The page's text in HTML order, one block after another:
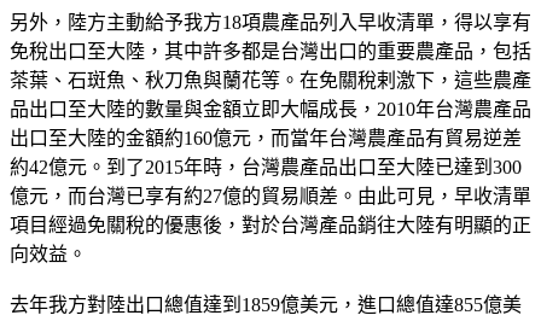
另外，陸方主動給予我方18項農產品列入早收清單，得以享有
免稅出口至大陸，其中許多都是台灣出口的重要農產品，包括
茶葉、石斑魚、秋刀魚與蘭花等。在免關稅剌激下，這些農產
品出口至大陸的數量與金額立即大幅成長，2010年台灣農產品
出口至大陸的金額約160億元，而當年台灣農產品有貿易逆差
約42億元。到了2015年時，台灣農產品出口至大陸已達到300
億元，而台灣已享有約27億的貿易順差。由此可見，早收清單
項目經過免關稅的優惠後，對於台灣產品銷往大陸有明顯的正
向效益。
去年我方對陸出口總值達到1859億美元，進口總值達855億美